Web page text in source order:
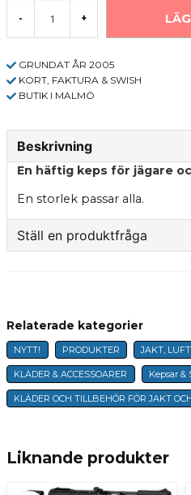
- +
GRUNDAT ÅR 2005
KORT, FAKTURA & SWISH
BUTIK I MALMÖ
Beskrivning
En häftig keps för jägare
En storlek passar alla.
Ställ en produktfråga
name
Namn
Liknande produkter
Relaterade kategorier
NYTT! PRODUKTER JAKT,
KLÄDER & ACCESSOARER Kepsar &
KLÄDER OCH TILLBEHÖR FÖR JAKT